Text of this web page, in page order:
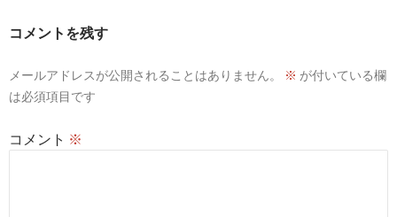
コメントを残す
メールアドレスが公開されることはありません。 ※ が付いている欄
は必須項目です
コメント ※